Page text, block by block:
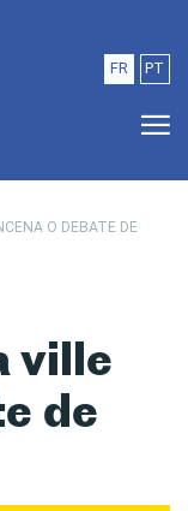
FR PT
O DEBATE DE
ville
de